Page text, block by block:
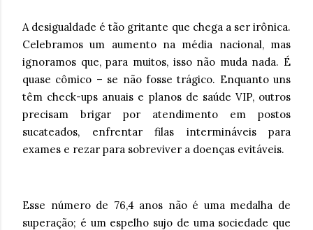
A desigualdade é tão gritante que chega a ser irônica.
Celebramos um aumento na média nacional, mas
ignoramos que, para muitos, isso não muda nada. É
quase cômico – se não fosse trágico. Enquanto uns
têm check-ups anuais e planos de saúde VIP, outros
precisam brigar por atendimento em postos
sucateados, enfrentar filas intermináveis para
exames e rezar para sobreviver a doenças evitáveis.
Esse número de 76,4 anos não é uma medalha de
superação; é um espelho sujo de uma sociedade que